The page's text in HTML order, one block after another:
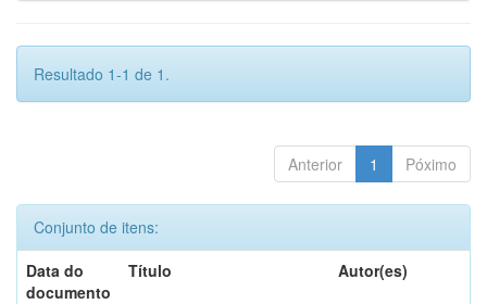
Resultado 1-1 de 1.
Anterior 1 Póximo
Conjunto de itens:
Data do
documento
Título Autor(es)